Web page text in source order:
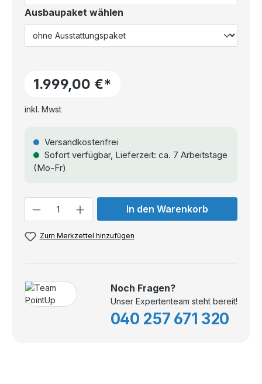
Ausbaupaket wählen
1.999,00 €*
inkl. Mwst
Versandkostenfrei
Sofort verfügbar, Lieferzeit: ca. 7 Arbeitstage
(Mo-Fr)
In den Warenkorb
Zum Merkzettel hinzufügen
Noch Fragen?
Unser Expertenteam steht bereit!
040 257 671 320